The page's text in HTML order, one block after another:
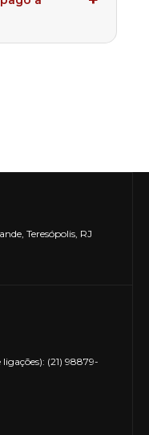
Teresópolis, RJ
(21) 98879-